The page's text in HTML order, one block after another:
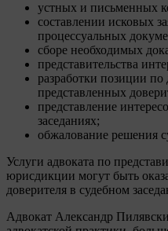
устных и письменных
составлении исковых
процессуальных
сборе необходимых
представительства
разработки позиции
представленных
представление
заседаниях;
обжалование решения
Услуги адвоката по
юрисдикции могут быть
доверителя в судебном
Адвокат Александр